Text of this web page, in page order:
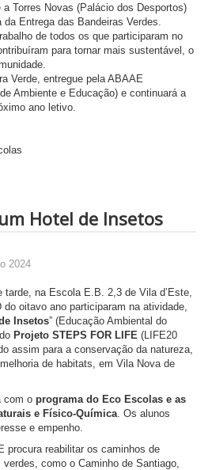
Torres Novas (Palácio dos Desportos)
Entrega das Bandeiras Verdes.
de todos os que participaram no
para tornar mais sustentável, o
Verde, entregue pela ABAAE
Ambiente e Educação) e continuará a
ano letivo.
Hotel de Insetos
2024
tarde, na Escola E.B. 2,3 de Vila d’Este,
oitavo ano participaram na atividade,
Insetos” (Educação Ambiental do
Projeto STEPS FOR LIFE (LIFE20
assim para a conservação da natureza,
de habitats, em Vila Nova de
com o programa do Eco Escolas e as
e Físico-Química . Os alunos
e empenho.
procura reabilitar os caminhos de
como o Caminho de Santiago,